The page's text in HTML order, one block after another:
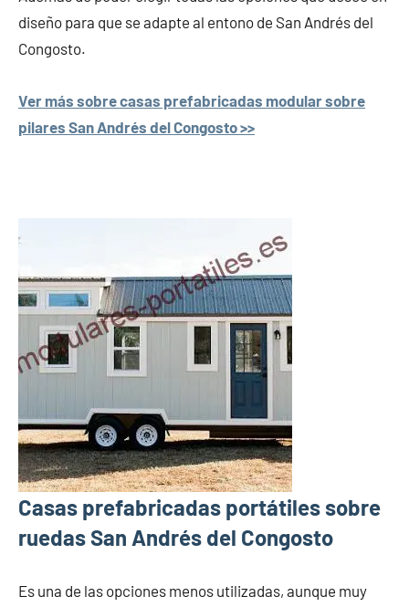
diseño para que se adapte al entono de San Andrés del
Congosto.
Ver más sobre casas prefabricadas modular sobre
pilares San Andrés del Congosto >>
Casas prefabricadas portátiles sobre
ruedas San Andrés del Congosto
Es una de las opciones menos utilizadas, aunque muy